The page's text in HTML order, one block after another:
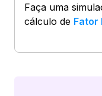
Faça uma
cálculo de Fator